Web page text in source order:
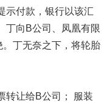
示付款，银行以该汇
丁向B公司、凤凰有限
丁无奈之下，将轮胎
转让给B公司； 服装